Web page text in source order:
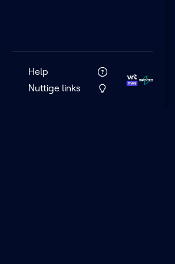
Help
Nuttige links